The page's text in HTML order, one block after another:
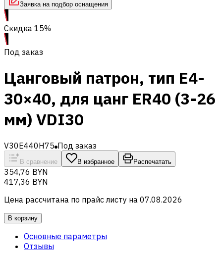
Заявка на подбор оснащения
Скидка 15%
Под заказ
Цанговый патрон, тип E4-
30×40, для цанг ER40 (3-26
мм) VDI30
V30E440H75 Под заказ
В сравнение В избранное Распечатать
354,76 BYN
417,36 BYN
Цена рассчитана по прайс листу на 07.08.2026
В корзину
Основные параметры
Отзывы